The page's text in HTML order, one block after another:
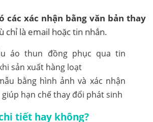
các xác nhận bằng văn bản thay
chỉ là email hoặc tin nhắn.
bằng hình ảnh và xác nhận
hạn chế thay đổi phát sinh
tiết hay không?